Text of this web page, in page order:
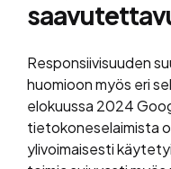
Responsiivisuuden
huomioon myös eri
elokuussa 2024
tietokoneselaimista
ylivoimaisesti